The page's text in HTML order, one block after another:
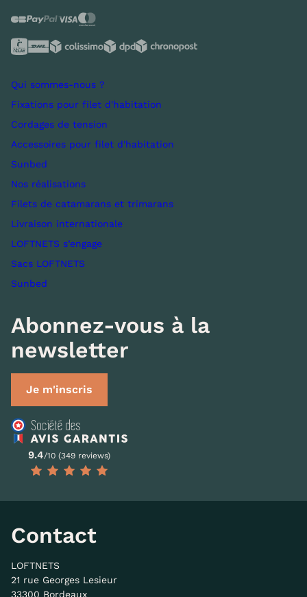
Qui sommes-nous ?
Fixations pour filet d'habitation
Cordages de tension
Accessoires pour filet d'habitation
Sunbed
Nos réalisations
Filets de catamarans et trimarans
Livraison internationale
LOFTNETS s’engage
Sacs LOFTNETS
Sunbed
Abonnez-vous à la
newsletter
Je m'inscris
9.4/10 (349 reviews)
Contact
LOFTNETS
21 rue Georges Lesieur
33300 Bordeaux